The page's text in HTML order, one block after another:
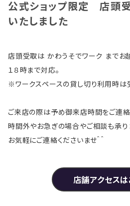
公式ショップ限定 店頭
いたしました
店頭受取は かわうそでワーク までお
１８時まで対応。
※ワークスペースの貸し切り利用時は
ご来店の際は予め御来店時間をご連絡
時間外やお急ぎの場合やご相談も承り
お気軽にご連絡くださいませ＾＾
店舗アクセスは